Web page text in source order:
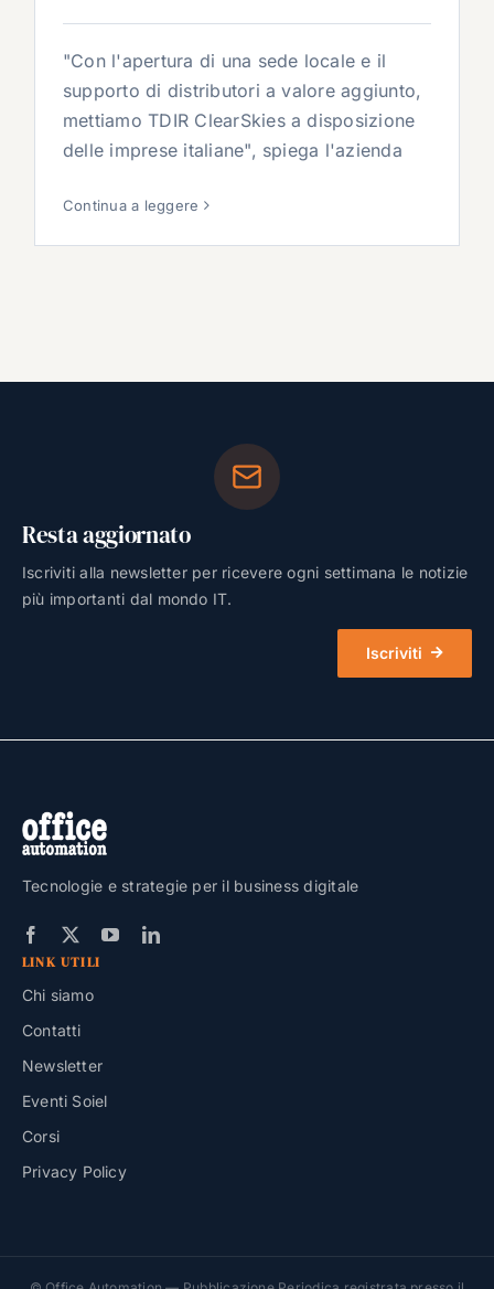
"Con l'apertura di una sede locale e il
supporto di distributori a valore aggiunto,
mettiamo TDIR ClearSkies a disposizione
delle imprese italiane", spiega l'azienda
Continua a leggere
Resta aggiornato
Iscriviti alla newsletter per ricevere ogni settimana le notizie
più importanti dal mondo IT.
Iscriviti
Tecnologie e strategie per il business digitale
LINK UTILI
Chi siamo
Contatti
Newsletter
Eventi Soiel
Corsi
Privacy Policy